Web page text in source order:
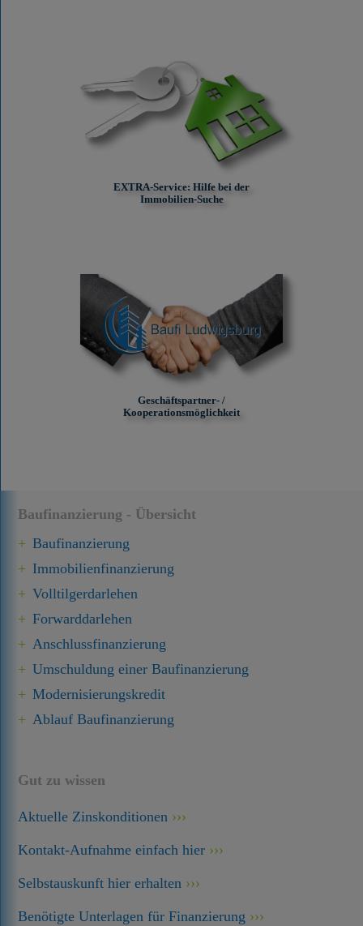
Baufinanzierung - Übersicht
Baufinanzierung
Immobilien­finanzierung
Volltilgerdarlehen
Forward­darlehen
Anschluss­finanzierung
Umschuldung einer Baufinanzierung
Modernisierungskredit
Ablauf Baufinanzierung
Gut zu wissen
Aktuelle Zinskonditionen
Kontakt-Aufnahme einfach hier
Selbstauskunft hier erhalten
Benötigte Unterlagen für Finanzierung
EXTRA-Service: Hilfe bei der
Immobilien-Suche
Geschäftspartner- /
Kooperationsmöglichkeit